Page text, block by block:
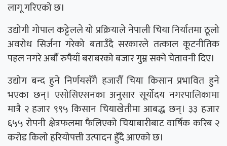
लागू गरिएको छ।
उद्योगी गोपाल कट्टेलले यो प्रक्रियाले नेपाली चिया निर्यातमा ठूलो
अवरोध सिर्जना गरेको बताउँदै सरकारले तत्काल कूटनीतिक
पहल नगरे अर्बौं रुपैयाँ बराबरको बजार गुम्न सक्ने चेतावनी दिए।
उद्योग बन्द हुने निर्णयसँगै हजारौँ चिया किसान प्रभावित हुने
भएका छन्। एसोसिएसनका अनुसार सूर्योदय नगरपालिकामा
मात्रै २ हजार ९९५ किसान चियाखेतीमा आबद्ध छन्। ३३ हजार
६५५ रोपनी क्षेत्रफलमा फैलिएको चियाबारीबाट वार्षिक करिब २
करोड किलो हरियोपत्ती उत्पादन हुँदै आएको छ।